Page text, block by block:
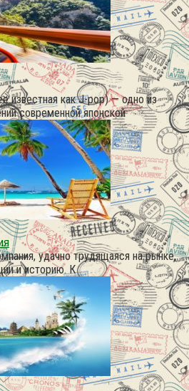
известная как J-pop) — одно из
современной японской
удачно трудящаяся на рынке,
и историю. К